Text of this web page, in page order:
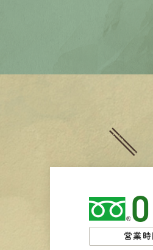
営業